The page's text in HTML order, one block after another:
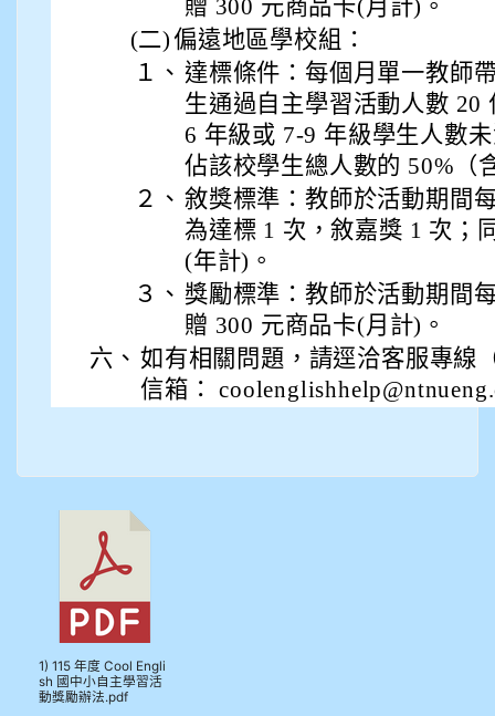
贈 300 元商品卡(月計)。
(二)偏遠地區學校組：
１、 達標條件：每個月單一教師
生通過自主學習活動人數 20
6 年級或 7-9 年級學生人數
佔該校學生總人數的 50%（
２、 敘獎標準：教師於活動期間
為達標 1 次，敘嘉獎 1 次；
(年計)。
３、 獎勵標準：教師於活動期間
贈 300 元商品卡(月計)。
六、 如有相關問題，請逕洽客服專線
信箱：
1) 115 年度 Cool Engli
sh 國中小自主學習活
動獎勵辦法.pdf